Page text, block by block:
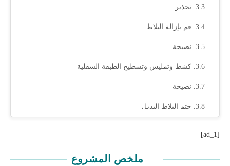
تحذير
قم بإزالة البلاط
نصيحة
كشط وتمليس وتسطيح الطبقة السفلية
نصيحة
ختم البلاط البديل
[ad_1]
ملخص المشروع